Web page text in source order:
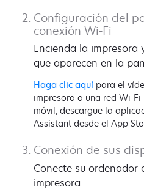
Configuración del
conexión Wi-Fi
Encienda la impresora
que aparecen en la
Haga clic aquí para el
impresora a una red Wi-
móvil, descargue la
Assistant desde el App
Conexión de sus
Conecte su ordenador
impresora.